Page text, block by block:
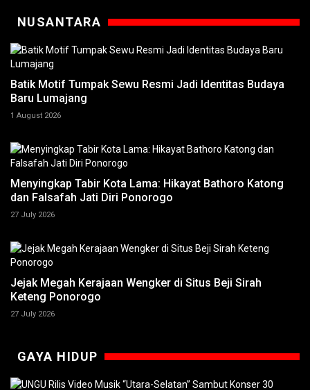
NUSANTARA
Batik Motif Tumpak Sewu Resmi Jadi Identitas Budaya
Baru Lumajang
1 August 2026
Menyingkap Tabir Kota Lama: Hikayat Bathoro Katong
dan Falsafah Jati Diri Ponorogo
27 July 2026
Jejak Megah Kerajaan Wengker di Situs Beji Sirah
Keteng Ponorogo
27 July 2026
GAYA HIDUP